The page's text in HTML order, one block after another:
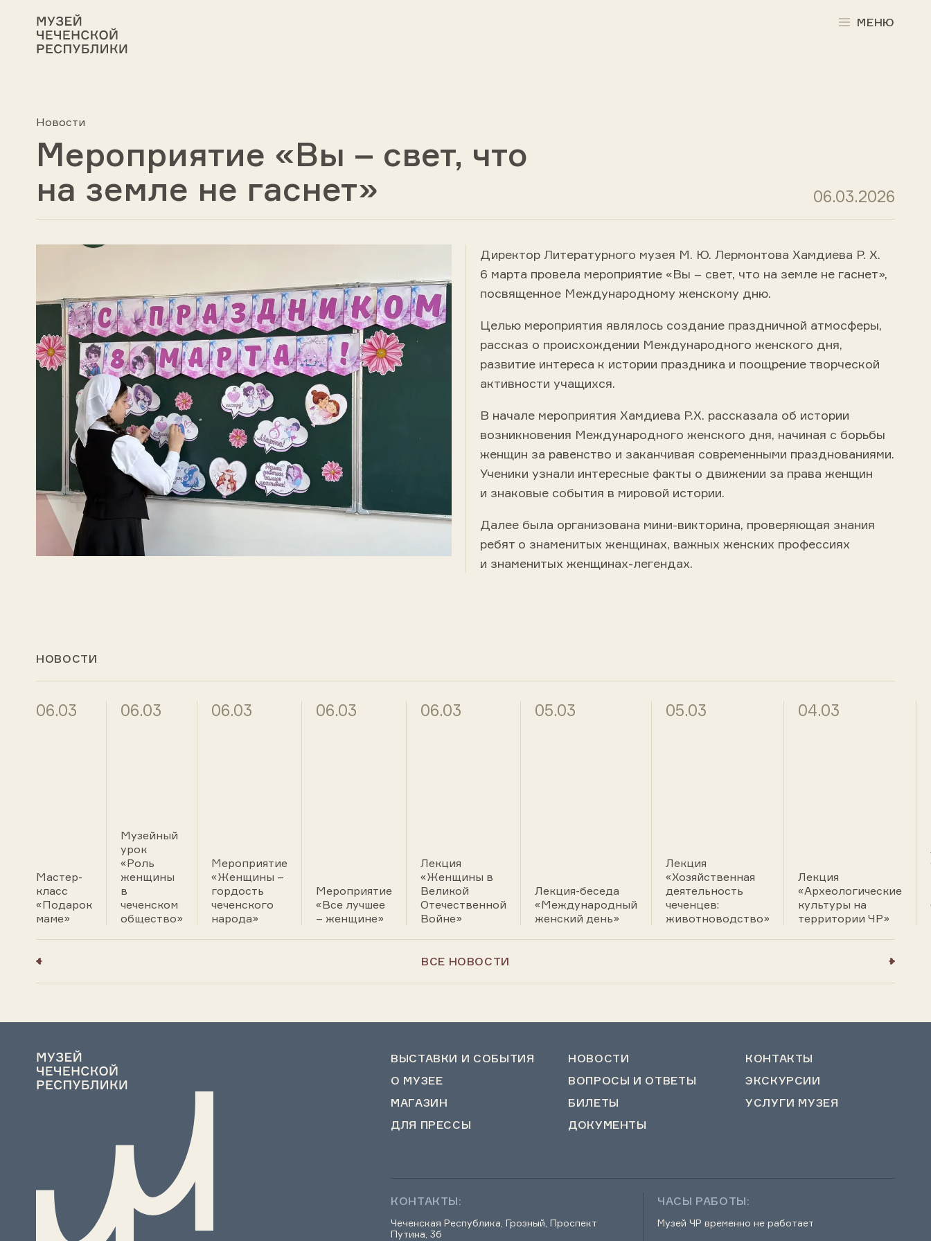
МЕНЮ
Новости
Мероприятие «Вы – свет, что
на земле не гаснет»
06.03.2026
Директор Литературного музея М. Ю. Лермонтова Хамдиева Р. Х.
6 марта провела мероприятие «Вы – свет, что на земле не гаснет»,
посвященное Международному женскому дню.
Целью мероприятия являлось создание праздничной атмосферы,
рассказ о происхождении Международного женского дня,
развитие интереса к истории праздника и поощрение творческой
активности учащихся.
В начале мероприятия Хамдиева Р.Х. рассказала об истории
возникновения Международного женского дня, начиная с борьбы
женщин за равенство и заканчивая современными празднованиями.
Ученики узнали интересные факты о движении за права женщин
и знаковые события в мировой истории.
Далее была организована мини-викторина, проверяющая знания
ребят о знаменитых женщинах, важных женских профессиях
и знаменитых женщинах-легендах.
НОВОСТИ
06.03
Мастер-
класс
«Подарок
маме»
06.03
Музейный
урок
«Роль
женщины
в
чеченском
общество»
06.03
Мероприятие
«Женщины –
гордость
чеченского
народа»
06.03
Мероприятие
«Все лучшее
– женщине»
06.03
Лекция
«Женщины в
Великой
Отечественной
Войне»
05.03
Лекция-беседа
«Международный
женский день»
05.03
Лекция
«Хозяйственная
деятельность
чеченцев:
животноводство»
04.03
Лекция
«Археологические
культуры на
территории ЧР»
ВСЕ НОВОСТИ
ВЫСТАВКИ И СОБЫТИЯ НОВОСТИ
КОНТАКТЫ
О МУЗЕЕ
ВОПРОСЫ И ОТВЕТЫ
ЭКСКУРСИИ
МАГАЗИН
БИЛЕТЫ
УСЛУГИ МУЗЕЯ
ДЛЯ ПРЕССЫ
ДОКУМЕНТЫ
КОНТАКТЫ:
Чеченская Республика, Грозный, Проспект
Путина, 3б
ЧАСЫ РАБОТЫ:
Музей ЧР временно не работает